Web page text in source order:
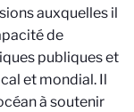
auxquelles il
de
publiques et
et mondial. Il
à soutenir